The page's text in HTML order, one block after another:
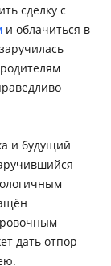
сделку с
и облачиться в
и будущий
дать отпор